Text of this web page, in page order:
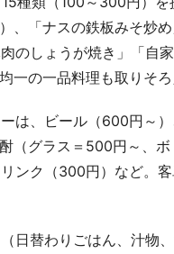
、「ナスの鉄板みそ炒
のしょうが焼き」「自家
一の一品料理も取りそろ
は、ビール（600円～
（グラス＝500円～、
ンク（300円）など。
日替わりごはん、汁物